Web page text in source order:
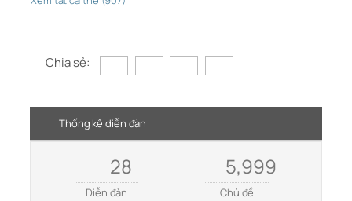
Chia sẻ:
Thống kê diễn đàn
28
Diễn đàn
5,999
Chủ đề